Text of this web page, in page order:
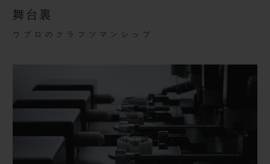
舞台裏
ウブロのクラフツマンシップ